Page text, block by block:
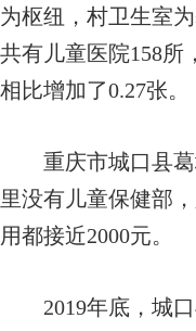
为枢纽，村卫生室
共有儿童医院158所
相比增加了0.27张。
重庆市城口县葛
里没有儿童保健部
用都接近2000元。
2019年底，城口